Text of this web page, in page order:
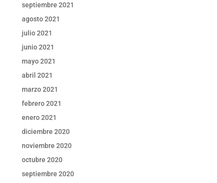
septiembre 2021
agosto 2021
julio 2021
junio 2021
mayo 2021
abril 2021
marzo 2021
febrero 2021
enero 2021
diciembre 2020
noviembre 2020
octubre 2020
septiembre 2020